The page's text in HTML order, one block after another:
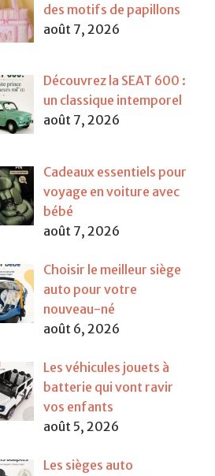
des motifs de papillons
août 7, 2026
Découvrez la SEAT 600 :
un classique intemporel
août 7, 2026
Cadeaux essentiels pour
voyage en voiture avec
bébé
août 7, 2026
Choisir le meilleur siège
auto pour votre
nouveau-né
août 6, 2026
Les véhicules jouets à
batterie qui vont ravir
vos enfants
août 5, 2026
Les sièges auto